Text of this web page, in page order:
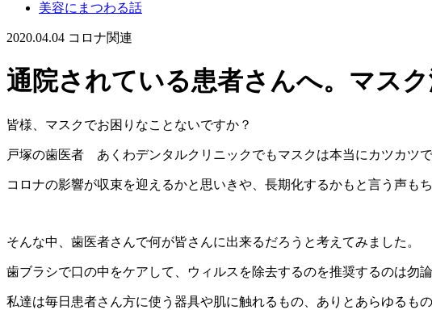
美容にまつわる話
2020.04.04 コロナ関連
通院されている患者さんへ。マス
皆様、マスクでお困りなことないですか？
戸塚の歯医者 あくわデンタルクリニックでもマスクは本当にカツカツで
コロナの影響が収束を迎えるかと思いきや、長期化するかもと言う声も
そんな中、歯医者さんで何が皆さんに出来るだろうと考えてみました。
歯ブラシで口の中をケアして、ウィルスを除去するのを推奨するのは勿
私達は毎日患者さん方に使う器具や肌に触れるもの、ありとあらゆるも